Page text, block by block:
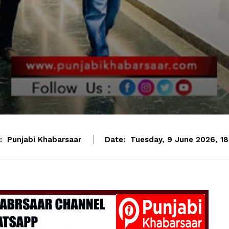
Punjabi Khabarsaar Date: Tuesday, 9 June 2026,